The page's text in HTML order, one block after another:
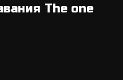
The one